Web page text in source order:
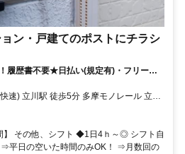
ン・戸建てのポストにチラシ
履歴書不要★日払い(規定有)・フリータ
速) 立川駅 徒歩5分 多摩モノレール 立川
】 その他、シフト ◆1日4ｈ～◎ シフト自
平日の空いた時間のみOK！ ⇒月数回の